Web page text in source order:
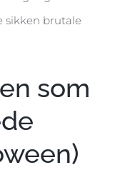
sikken brutale
som